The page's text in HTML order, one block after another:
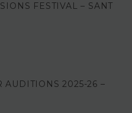
FESTIVAL – SANT
2025-26 –